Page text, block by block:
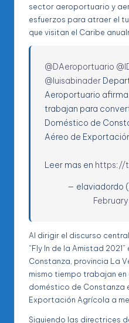
sector aeroportuario y
esfuerzos para atraer el
que visitan el Caribe
@DAeroportuario
@luisabinader
Aeroportuario
trabajan para
Doméstico de
Aéreo de
Leer mas en https://
— elaviadordo
February
Al dirigir el discurso
“Fly In de la Amistad
Constanza, provincia La
mismo tiempo trabajan
doméstico de Constanza
Exportación Agrícola a
Siguiendo las directrices